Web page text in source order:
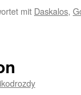
mit Daskalos,